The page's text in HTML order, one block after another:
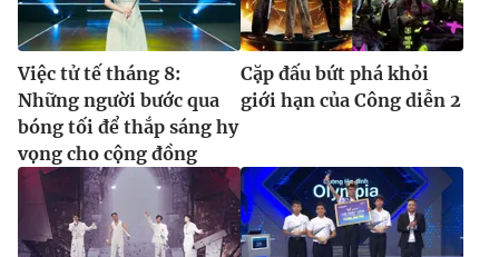
Việc tử tế tháng 8:
Những người bước qua
bóng tối để thắp sáng hy
vọng cho cộng đồng
Cặp đấu bứt phá khỏi
giới hạn của Công diễn 2